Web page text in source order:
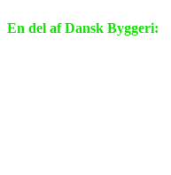
En del af Dansk Byggeri: